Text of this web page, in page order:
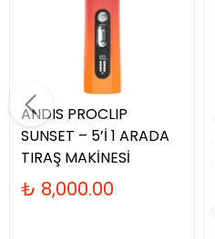
ANDIS PROCLIP
SUNSET – 5’İ 1 ARADA
TIRAŞ MAKİNESİ
₺ 8,000.00